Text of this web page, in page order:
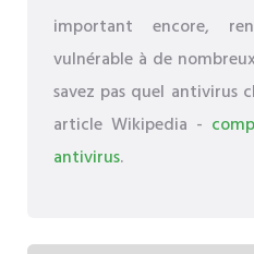
important encore,
vulnérable à de
savez pas quel antivirus
article Wikipedia -
antivirus.